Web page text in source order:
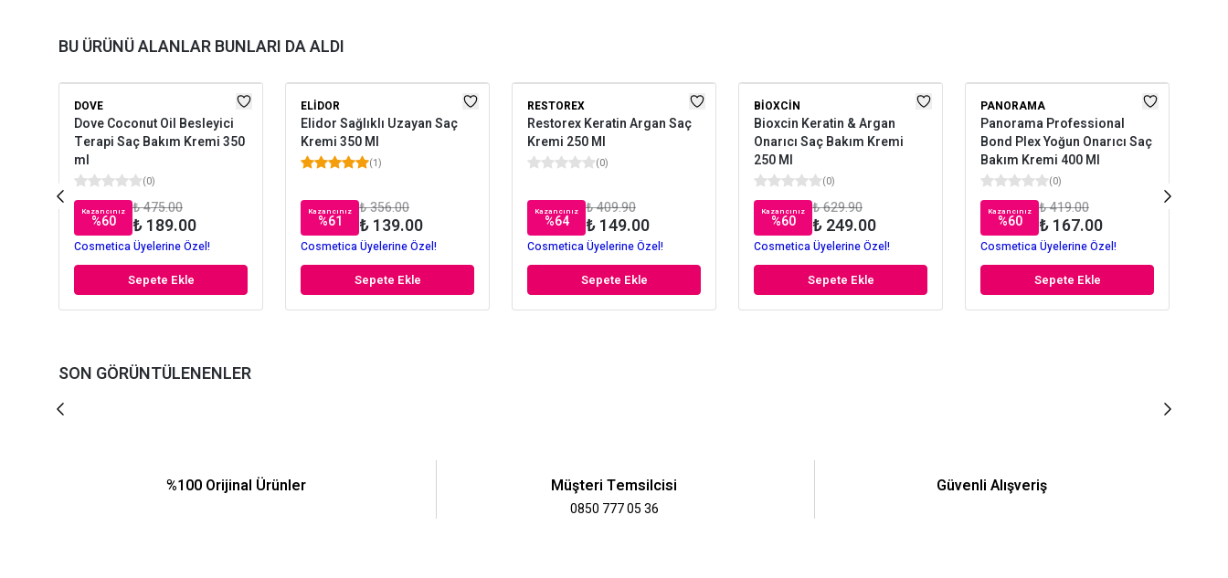
BU ÜRÜNÜ ALANLAR BUNLARI DA ALDI
DOVE
Dove Coconut Oil Besleyici
Terapi Saç Bakım Kremi 350
ml
(0)
Kazancınız
%60
₺ 475.00
₺ 189.00
Cosmetica Üyelerine Özel!
Sepete Ekle
ELIDOR
Elidor Sağlıklı Uzayan Saç
Kremi 350 Ml
(1)
Kazancınız
%61
₺ 356.00
₺ 139.00
Cosmetica Üyelerine Özel!
Sepete Ekle
RESTOREX
Restorex Keratin Argan Saç
Kremi 250 Ml
(0)
Kazancınız
%64
₺ 409.90
₺ 149.00
Cosmetica Üyelerine Özel!
Sepete Ekle
BIOXCIN
Bioxcin Keratin & Argan
Onarıcı Saç Bakım Kremi
250 Ml
(0)
Kazancınız
%60
₺ 629.90
₺ 249.00
Cosmetica Üyelerine Özel!
Sepete Ekle
PANORAMA
Panorama Professional
Bond Plex Yoğun Onarıcı Saç
Bakım Kremi 400 Ml
(0)
Kazancınız
%60
₺ 419.00
₺ 167.00
Cosmetica Üyelerine Özel!
Sepete Ekle
SON GÖRÜNTÜLENENLER
%100 Orijinal Ürünler Müşteri Temsilcisi
0850 777 05 36
Güvenli Alışveriş